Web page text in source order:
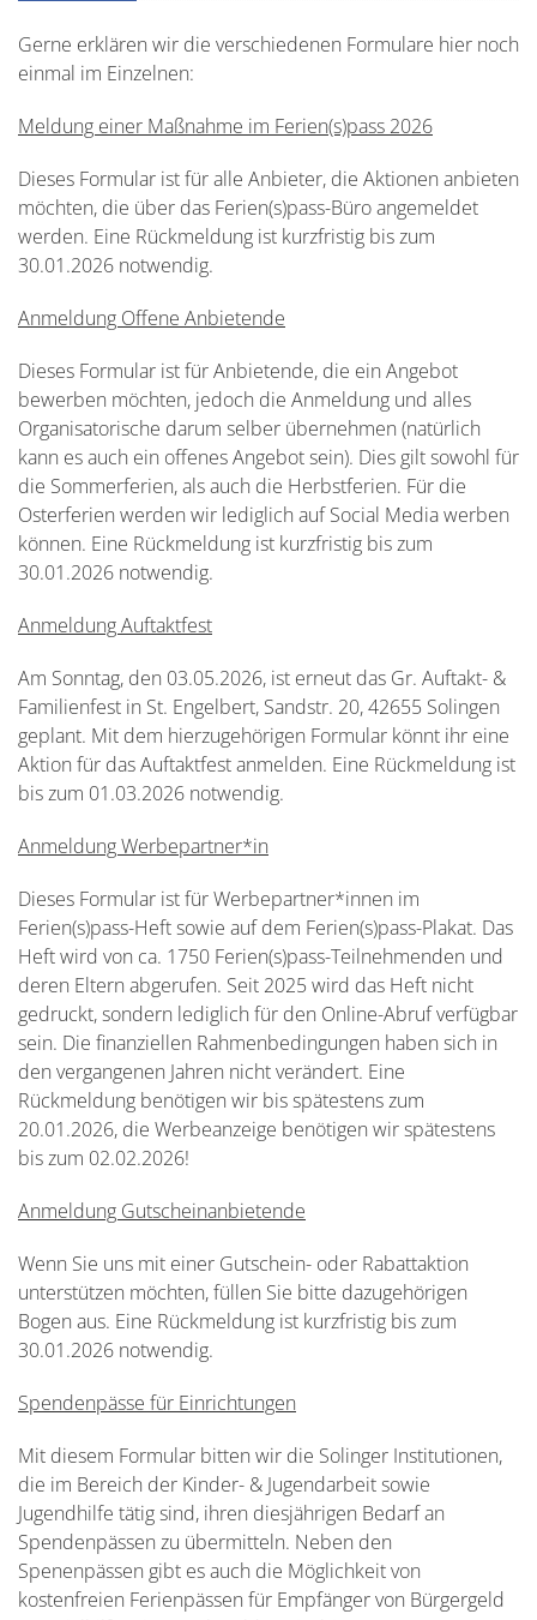
Gerne erklären wir die verschiedenen Formulare hier noch
einmal im Einzelnen:
Meldung einer Maßnahme im Ferien(s)pass 2026
Dieses Formular ist für alle Anbieter, die Aktionen anbieten
möchten, die über das Ferien(s)pass-Büro angemeldet
werden. Eine Rückmeldung ist kurzfristig bis zum
30.01.2026 notwendig.
Anmeldung Offene Anbietende
Dieses Formular ist für Anbietende, die ein Angebot
bewerben möchten, jedoch die Anmeldung und alles
Organisatorische darum selber übernehmen (natürlich
kann es auch ein offenes Angebot sein). Dies gilt sowohl für
die Sommerferien, als auch die Herbstferien. Für die
Osterferien werden wir lediglich auf Social Media werben
können. Eine Rückmeldung ist kurzfristig bis zum
30.01.2026 notwendig.
Anmeldung Auftaktfest
Am Sonntag, den 03.05.2026, ist erneut das Gr. Auftakt- &
Familienfest in St. Engelbert, Sandstr. 20, 42655 Solingen
geplant. Mit dem hierzugehörigen Formular könnt ihr eine
Aktion für das Auftaktfest anmelden. Eine Rückmeldung ist
bis zum 01.03.2026 notwendig.
Anmeldung Werbepartner*in
Dieses Formular ist für Werbepartner*innen im
Ferien(s)pass-Heft sowie auf dem Ferien(s)pass-Plakat. Das
Heft wird von ca. 1750 Ferien(s)pass-Teilnehmenden und
deren Eltern abgerufen. Seit 2025 wird das Heft nicht
gedruckt, sondern lediglich für den Online-Abruf verfügbar
sein. Die finanziellen Rahmenbedingungen haben sich in
den vergangenen Jahren nicht verändert. Eine
Rückmeldung benötigen wir bis spätestens zum
20.01.2026, die Werbeanzeige benötigen wir spätestens
bis zum 02.02.2026!
Anmeldung Gutscheinanbietende
Wenn Sie uns mit einer Gutschein- oder Rabattaktion
unterstützen möchten, füllen Sie bitte dazugehörigen
Bogen aus. Eine Rückmeldung ist kurzfristig bis zum
30.01.2026 notwendig.
Spendenpässe für Einrichtungen
Mit diesem Formular bitten wir die Solinger Institutionen,
die im Bereich der Kinder- & Jugendarbeit sowie
Jugendhilfe tätig sind, ihren diesjährigen Bedarf an
Spendenpässen zu übermitteln. Neben den
Spenenpässen gibt es auch die Möglichkeit von
kostenfreien Ferienpässen für Empfänger von Bürgergeld